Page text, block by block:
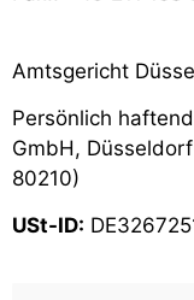
Amtsgericht
Persönlich
GmbH,
80210)
USt-ID: